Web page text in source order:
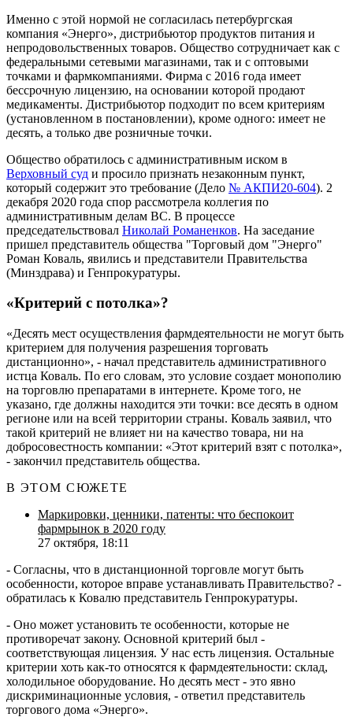
Именно с этой нормой не согласилась петербургская
компания «Энерго», дистрибьютор продуктов питания и
непродовольственных товаров. Общество сотрудничает как с
федеральными сетевыми магазинами, так и с оптовыми
точками и фармкомпаниями. Фирма с 2016 года имеет
бессрочную лицензию, на основании которой продают
медикаменты. Дистрибьютор подходит по всем критериям
(установленном в постановлении), кроме одного: имеет не
десять, а только две розничные точки.
Общество обратилось с административным иском в
Верховный суд и просило признать незаконным пункт,
который содержит это требование (Дело № АКПИ20-604). 2
декабря 2020 года спор рассмотрела коллегия по
административным делам ВС. В процессе
председательствовал Николай Романенков. На заседание
пришел представитель общества "Торговый дом "Энерго"
Роман Коваль, явились и представители Правительства
(Минздрава) и Генпрокуратуры.
«Критерий с потолка»?
«Десять мест осуществления фармдеятельности не могут быть
критерием для получения разрешения торговать
дистанционно», - начал представитель административного
истца Коваль. По его словам, это условие создает монополию
на торговлю препаратами в интернете. Кроме того, не
указано, где должны находится эти точки: все десять в одном
регионе или на всей территории страны. Коваль заявил, что
такой критерий не влияет ни на качество товара, ни на
добросовестность компании: «Этот критерий взят с потолка»,
- закончил представитель общества.
В ЭТОМ СЮЖЕТЕ
Маркировки, ценники, патенты: что беспокоит
фармрынок в 2020 году
27 октября, 18:11
- Согласны, что в дистанционной торговле могут быть
особенности, которое вправе устанавливать Правительство? -
обратилась к Ковалю представитель Генпрокуратуры.
- Оно может установить те особенности, которые не
противоречат закону. Основной критерий был -
соответствующая лицензия. У нас есть лицензия. Остальные
критерии хоть как-то относятся к фармдеятельности: склад,
холодильное оборудование. Но десять мест - это явно
дискриминационные условия, - ответил представитель
торгового дома «Энерго».